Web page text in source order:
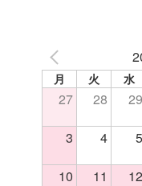
月 火 水
27 28 29
3 4 5
10 11 12